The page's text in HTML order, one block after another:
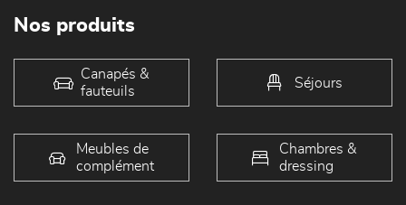
Nos produits
Canapés &
fauteuils
Séjours
Meubles de
complément
Chambres &
dressing